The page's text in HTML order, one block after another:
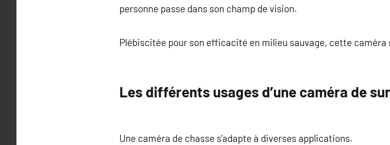
personne passe dans son champ de vision.
Plébiscitée pour son efficacité en milieu sauvage, cette caméra
Les différents usages d’une caméra de
Une caméra de chasse s’adapte à diverses applications.